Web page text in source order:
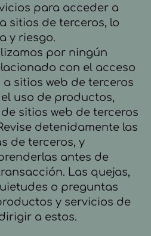
para acceder a
sitios de terceros, lo
y riesgo.
por ningún
con el acceso
sitios web de terceros
uso de productos,
sitios web de terceros
detenidamente las
de terceros, y
antes de
Las quejas,
o preguntas
y servicios de
a estos.